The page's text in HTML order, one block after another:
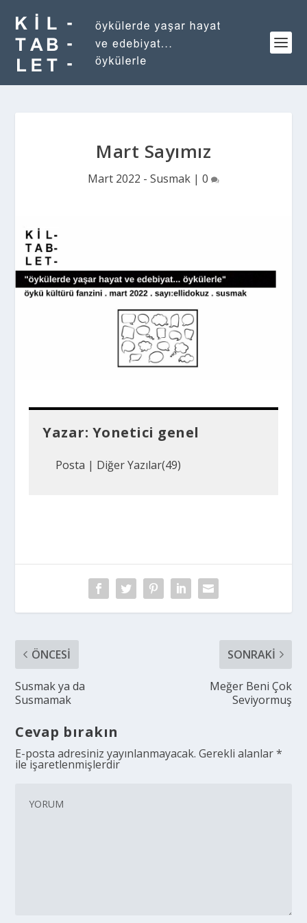
Mart Sayımız
Mart 2022 - Susmak | 0
Yazar: Yonetici genel
Posta | Diğer Yazılar(49)
ÖNCESI
Susmak ya da
Susmamak
SONRAKI
Meğer Beni Çok
Seviyormuş
Cevap bırakın
E-posta adresiniz yayınlanmayacak. Gerekli alanlar*
ile işaretlenmişlerdir